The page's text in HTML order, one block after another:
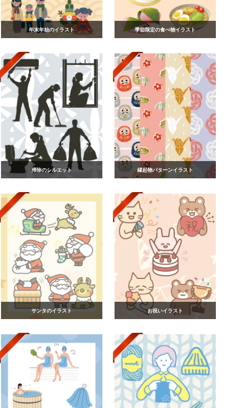
年末年始のイラスト 季節限定の食べ物イラスト
掃除のシルエット 縁起物パターンイラスト
サンタのイラスト お祝いイラスト